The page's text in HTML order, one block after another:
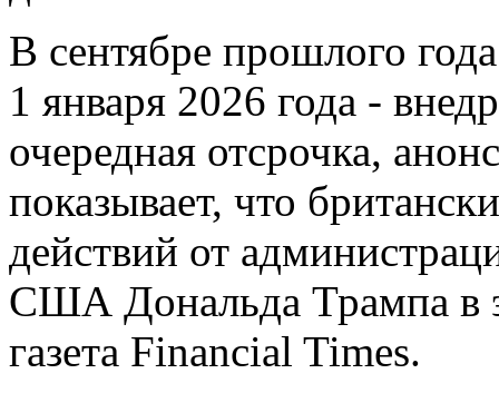
В сентябре прошлого
1 января 2026 года -
очередная отсрочка,
показывает, что
действий от
США Дональда Трампа в
газета Financial Times.